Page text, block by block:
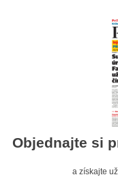
Objednajte si
a získajte